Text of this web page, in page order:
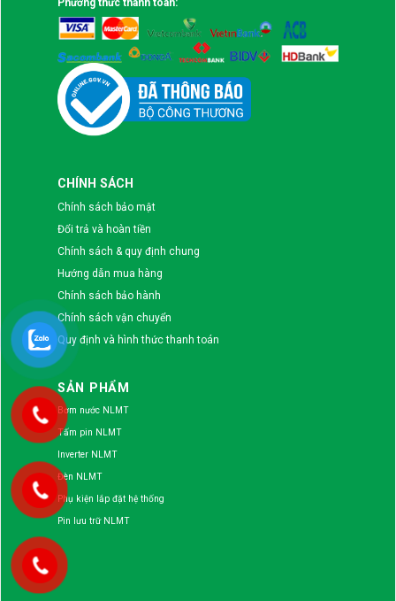
CHÍNH SÁCH
Chính sách bảo mật
Đổi trả và hoàn tiền
Chính sách & quy định chung
Hướng dẫn mua hàng
Chính sách bảo hành
Chính sách vận chuyển
Quy định và hình thức thanh toán
SẢN PHẨM
Bơm nước NLMT
Tấm pin NLMT
Inverter NLMT
Đèn NLMT
Phụ kiện lắp đặt hệ thống
Pin lưu trữ NLMT